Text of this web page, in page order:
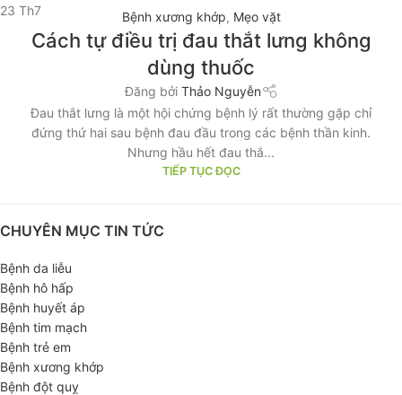
23 Th7 Bệnh xương khớp, Mẹo vặt
Cách tự điều trị đau thắt lưng không
dùng thuốc
Đăng bởi Thảo Nguyễn
Đau thắt lưng là một hội chứng bệnh lý rất thường gặp chỉ
đứng thứ hai sau bệnh đau đầu trong các bệnh thần kinh.
Nhưng hầu hết đau thắ...
TIẾP TỤC ĐỌC
CHUYÊN MỤC TIN TỨC
Bệnh da liễu
Bệnh hô hấp
Bệnh huyết áp
Bệnh tim mạch
Bệnh trẻ em
Bệnh xương khớp
Bệnh đột quỵ